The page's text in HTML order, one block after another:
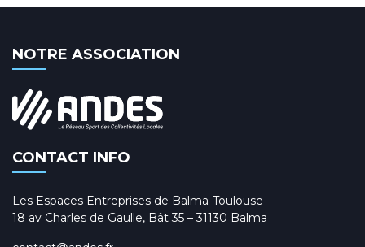
NOTRE ASSOCIATION
CONTACT INFO
Les Espaces Entreprises de Balma-Toulouse
18 av Charles de Gaulle, Bât 35 – 31130 Balma